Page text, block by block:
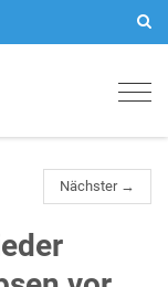
Nächster →